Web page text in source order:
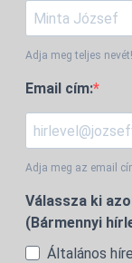
Adja meg teljes nevét!
Email cím:
Adja meg az email
Válassza ki
(Bármennyi
Általános